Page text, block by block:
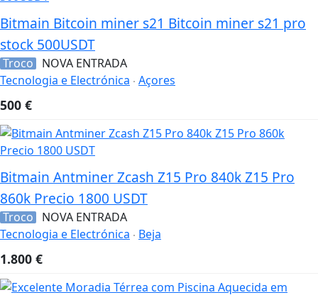
Bitmain Bitcoin miner s21 Bitcoin miner s21 pro
stock 500USDT
Troco
NOVA ENTRADA
Tecnologia e Electrónica Açores
500 €
Bitmain Antminer Zcash Z15 Pro 840k Z15 Pro
860k Precio 1800 USDT
Troco
NOVA ENTRADA
Tecnologia e Electrónica
Beja
1.800 €